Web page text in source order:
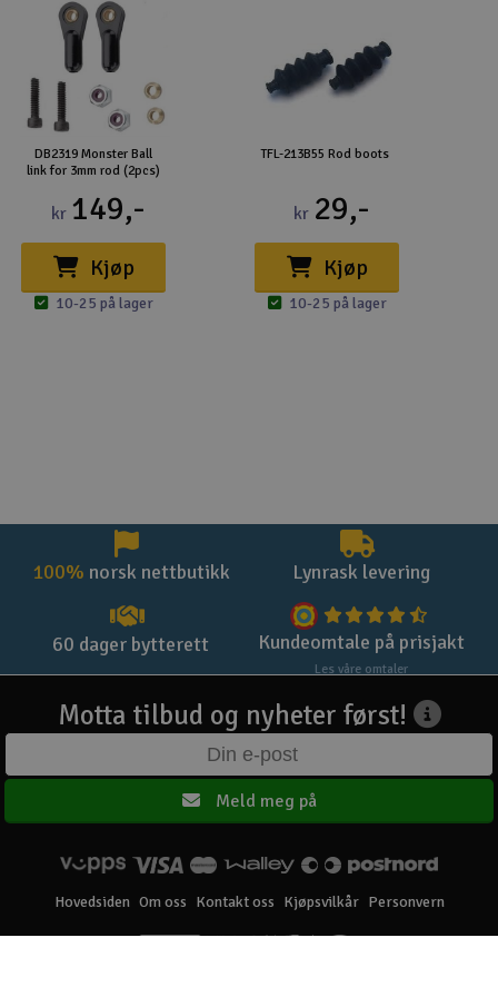
DB2319 Monster Ball
link for 3mm rod (2pcs)
kr 149,-
Kjøp
10-25 på lager
TFL-213B55 Rod boots
kr 29,-
Kjøp
10-25 på lager
100% norsk nettbutikk Lynrask levering
60 dager bytterett Kundeomtale på prisjakt
Les våre omtaler
Motta tilbud og nyheter først!
Meld meg på
Hovedsiden Om oss Kontakt oss Kjøpsvilkår Personvern